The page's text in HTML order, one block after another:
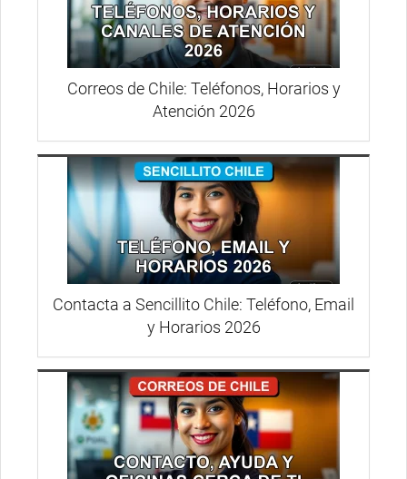
Correos de Chile: Teléfonos, Horarios y
Atención 2026
Contacta a Sencillito Chile: Teléfono, Email
y Horarios 2026